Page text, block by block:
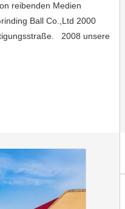
reibenden Medien
Ball Co.,Ltd 2000
2008 unsere